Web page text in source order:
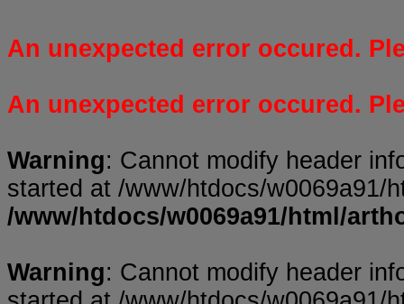
An unexpected error occured.
An unexpected error occured.
Warning: Cannot modify header
started at /www/htdocs/w0069a91/
/www/htdocs/w0069a91/html/
Warning: Cannot modify header